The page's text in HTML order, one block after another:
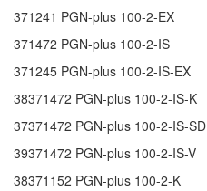
371241 PGN-plus 100-2-EX
371472 PGN-plus 100-2-IS
371245 PGN-plus 100-2-IS-EX
38371472 PGN-plus 100-2-IS-K
37371472 PGN-plus 100-2-IS-SD
39371472 PGN-plus 100-2-IS-V
38371152 PGN-plus 100-2-K